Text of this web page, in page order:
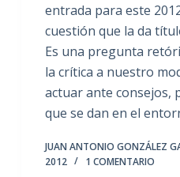
entrada para este
cuestión que la da
Es una pregunta
la crítica a nuestro
actuar ante consejos,
que se dan en el
JUAN ANTONIO GONZÁLEZ
2012
1 COMENTARIO